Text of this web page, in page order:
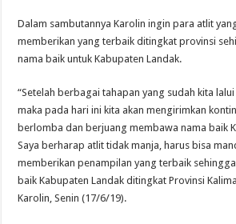
Dalam sambutannya Karolin ingin para atlit
memberikan yang terbaik ditingkat provinsi
nama baik untuk Kabupaten Landak.
“Setelah berbagai tahapan yang sudah kita
maka pada hari ini kita akan mengirimkan
berlomba dan berjuang membawa nama baik
Saya berharap atlit tidak manja, harus bisa
memberikan penampilan yang terbaik
baik Kabupaten Landak ditingkat Provinsi
Karolin, Senin (17/6/19).